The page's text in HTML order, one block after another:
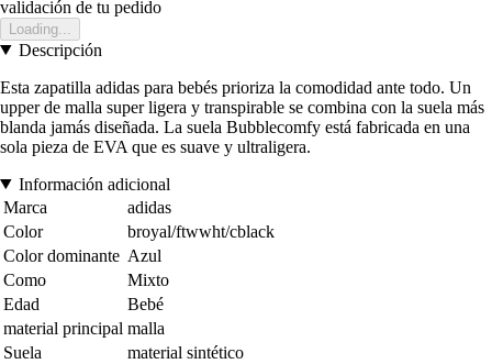
validación de tu pedido
Loading...
Descripción
Esta zapatilla adidas para bebés prioriza la comodidad ante todo. Un
upper de malla super ligera y transpirable se combina con la suela más
blanda jamás diseñada. La suela Bubblecomfy está fabricada en una
sola pieza de EVA que es suave y ultraligera.
Información adicional
Marca
adidas
Color
broyal/ftwwht/cblack
Color dominante Azul
Como
Mixto
Edad
Bebé
material principal malla
Suela
material sintético